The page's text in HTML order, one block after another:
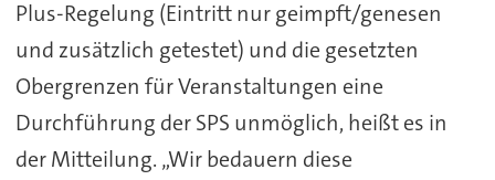
Plus-Regelung (Eintritt nur geimpft/genesen
und zusätzlich getestet) und die gesetzten
Obergrenzen für Veranstaltungen eine
Durchführung der SPS unmöglich, heißt es in
der Mitteilung. „Wir bedauern diese